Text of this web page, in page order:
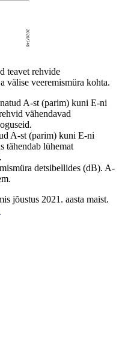
teavet rehvide
välise veeremismüra kohta.
A-st (parim) kuni E-ni
vähendavad
A-st (parim) kuni E-ni
tähendab lühemat
detsibellides (dB). A-
jõustus 2021. aasta maist.